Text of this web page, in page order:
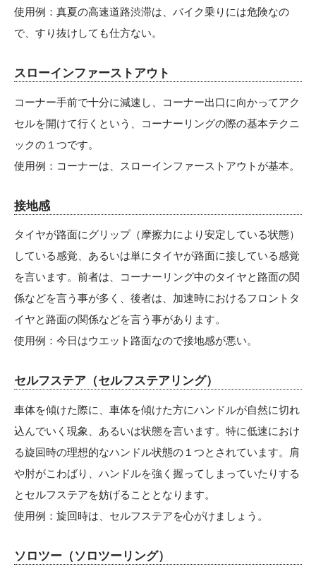
使用例：真夏の高速道路渋滞は、バイク乗りには危険なの
で、すり抜けしても仕方ない。
スローインファーストアウト
コーナー手前で十分に減速し、コーナー出口に向かってアク
セルを開けて行くという、コーナーリングの際の基本テクニ
ックの１つです。
使用例：コーナーは、スローインファーストアウトが基本。
接地感
タイヤが路面にグリップ（摩擦力により安定している状態）
している感覚、あるいは単にタイヤが路面に接している感覚
を言います。前者は、コーナーリング中のタイヤと路面の関
係などを言う事が多く、後者は、加速時におけるフロントタ
イヤと路面の関係などを言う事があります。
使用例：今日はウエット路面なので接地感が悪い。
セルフステア（セルフステアリング）
車体を傾けた際に、車体を傾けた方にハンドルが自然に切れ
込んでいく現象、あるいは状態を言います。特に低速におけ
る旋回時の理想的なハンドル状態の１つとされています。肩
や肘がこわばり、ハンドルを強く握ってしまっていたりする
とセルフステアを妨げることとなります。
使用例：旋回時は、セルフステアを心がけましょう。
ソロツー（ソロツーリング）